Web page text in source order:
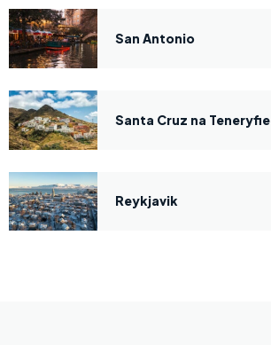
San Antonio
Santa Cruz na Teneryfie
Reykjavik